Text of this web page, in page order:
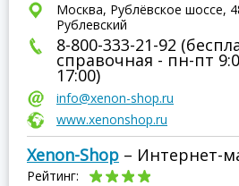
Москва, Рублёвское шоссе,
Рублевский
8-800-333-21-92
справочная - пн-пт
17:00)
info@xenon-shop.ru
www.xenonshop.ru
Xenon-Shop – Интернет-
Рейтинг: